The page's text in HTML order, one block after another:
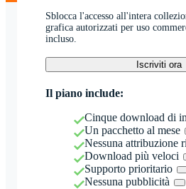
Sblocca l'accesso all'intera
grafica autorizzati per uso
incluso.
Iscriviti ora
Il piano include:
Cinque download di
Un pacchetto al mese
Nessuna attribuzione
Download più veloci
Supporto prioritario
Nessuna pubblicità